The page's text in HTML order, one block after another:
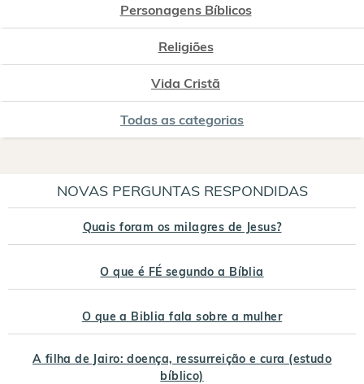
Personagens Bíblicos
Religiões
Vida Cristã
Todas as categorias
NOVAS PERGUNTAS RESPONDIDAS
Quais foram os milagres de Jesus?
O que é FÉ segundo a Bíblia
O que a Biblia fala sobre a mulher
A filha de Jairo: doença, ressurreição e cura (estudo
bíblico)